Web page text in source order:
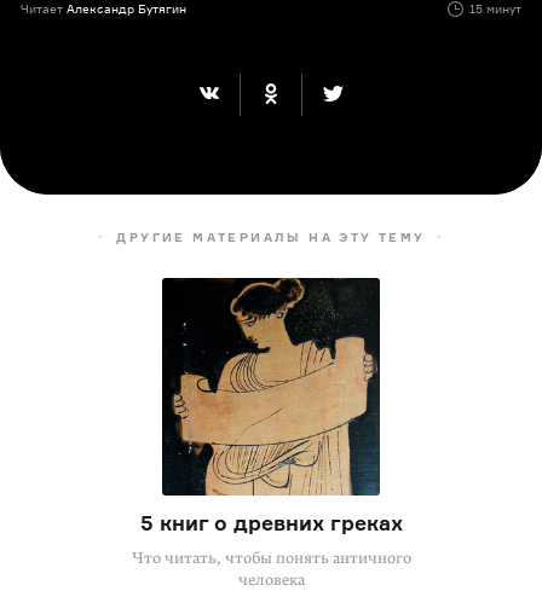
Читает Александр Бутягин 15 минут
ДРУГИЕ МАТЕРИАЛЫ НА ЭТУ ТЕМУ
5 книг о древних греках
Что читать, чтобы понять античного
человека